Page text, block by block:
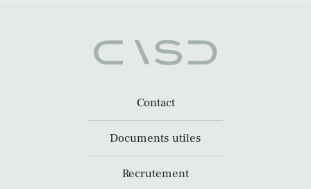
Contact
Documents utiles
Recrutement